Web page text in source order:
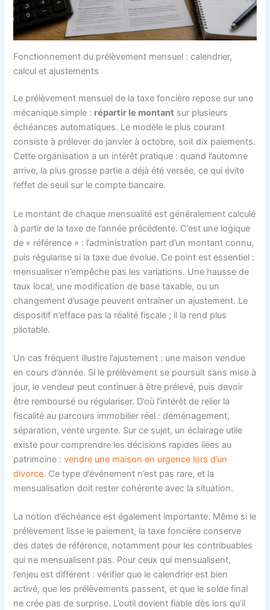
Fonctionnement du prélèvement mensuel : calendrier,
calcul et ajustements
Le prélèvement mensuel de la taxe foncière repose sur une
mécanique simple : répartir le montant sur plusieurs
échéances automatiques. Le modèle le plus courant
consiste à prélever de janvier à octobre, soit dix paiements.
Cette organisation a un intérêt pratique : quand l’automne
arrive, la plus grosse partie a déjà été versée, ce qui évite
l’effet de seuil sur le compte bancaire.
Le montant de chaque mensualité est généralement calculé
à partir de la taxe de l’année précédente. C’est une logique
de « référence » : l’administration part d’un montant connu,
puis régularise si la taxe due évolue. Ce point est essentiel :
mensualiser n’empêche pas les variations. Une hausse de
taux local, une modification de base taxable, ou un
changement d’usage peuvent entraîner un ajustement. Le
dispositif n’efface pas la réalité fiscale ; il la rend plus
pilotable.
Un cas fréquent illustre l’ajustement : une maison vendue
en cours d’année. Si le prélèvement se poursuit sans mise à
jour, le vendeur peut continuer à être prélevé, puis devoir
être remboursé ou régulariser. D’où l’intérêt de relier la
fiscalité au parcours immobilier réel : déménagement,
séparation, vente urgente. Sur ce sujet, un éclairage utile
existe pour comprendre les décisions rapides liées au
patrimoine :vendre une maison en urgence lors d’un
divorce. Ce type d’événement n’est pas rare, et la
mensualisation doit rester cohérente avec la situation.
La notion d’échéance est également importante. Même si le
prélèvement lisse le paiement, la taxe foncière conserve
des dates de référence, notamment pour les contribuables
qui ne mensualisent pas. Pour ceux qui mensualisent,
l’enjeu est différent : vérifier que le calendrier est bien
activé, que les prélèvements passent, et que le solde final
ne crée pas de surprise. L’outil devient fiable dès lors qu’il